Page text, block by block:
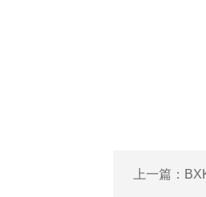
上一篇：